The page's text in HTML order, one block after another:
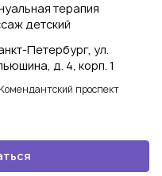
терапия
детский
Петербург, ул.
д. 4, корп. 1
Комендантский проспект